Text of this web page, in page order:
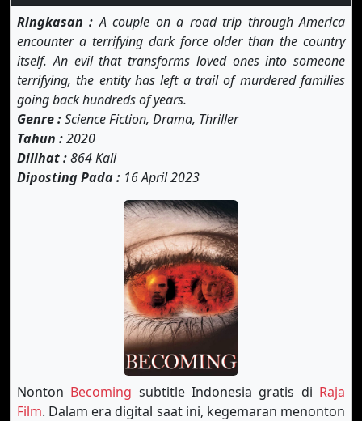
Ringkasan : A couple on a road trip through America
encounter a terrifying dark force older than the country
itself. An evil that transforms loved ones into someone
terrifying, the entity has left a trail of murdered families
going back hundreds of years.
Genre :Science Fiction, Drama, Thriller
Tahun :2020
Dilihat :864 Kali
Diposting Pada : 16 April 2023
Nonton Becoming subtitle Indonesia gratis di Raja
Film. Dalam era digital saat ini, kegemaran menonton